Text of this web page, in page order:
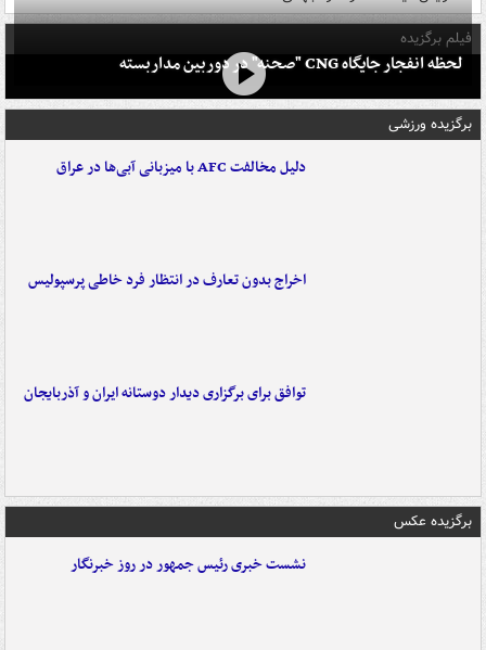
فیلم برگزیده
لحظه انفجار جایگاه CNG "صحنه" در دوربین مداربسته
برگزیده ورزشی
دلیل مخالفت AFC با میزبانی آبی‌ها در عراق
اخراج بدون تعارف در انتظار فرد خاطی پرسپولیس
توافق برای برگزاری دیدار دوستانه ایران و آذربایجان
برگزیده عکس
نشست خبری رئیس جمهور در روز خبرنگار